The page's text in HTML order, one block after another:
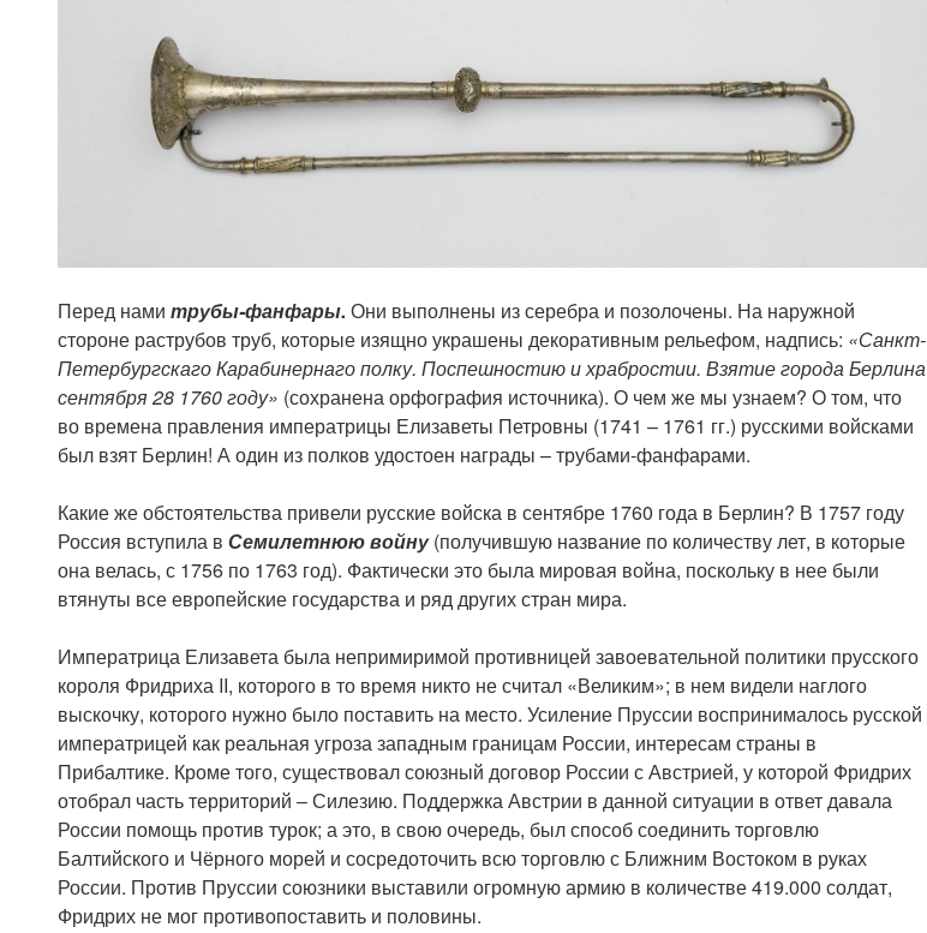
Перед нами трубы-фанфары. Они выполнены из серебра и позолочены. На наружной
стороне раструбов труб, которые изящно украшены декоративным рельефом, надпись: «Санкт-
Петербургскаго Карабинернаго полку. Поспешностию и храбростии. Взятие города Берлина
сентября 28 1760 году» (сохранена орфография источника). О чем же мы узнаем? О том, что
во времена правления императрицы Елизаветы Петровны (1741 – 1761 гг.) русскими войсками
был взят Берлин! А один из полков удостоен награды – трубами-фанфарами.
Какие же обстоятельства привели русские войска в сентябре 1760 года в Берлин? В 1757 году
Россия вступила в Семилетнюювойну(получившую название по количеству лет, в которые
она велась, с 1756 по 1763 год). Фактически это была мировая война, поскольку в нее были
втянуты все европейские государства и ряд других стран мира.
Императрица Елизавета была непримиримой противницей завоевательной политики прусского
короля Фридриха II, которого в то время никто не считал «Великим»; в нем видели наглого
выскочку, которого нужно было поставить на место. Усиление Пруссии воспринималось русской
императрицей как реальная угроза западным границам России, интересам страны в
Прибалтике. Кроме того, существовал союзный договор России с Австрией, у которой Фридрих
отобрал часть территорий – Силезию. Поддержка Австрии в данной ситуации в ответ давала
России помощь против турок; а это, в свою очередь, был способ соединить торговлю
Балтийского и Чёрного морей и сосредоточить всю торговлю с Ближним Востоком в руках
России. Против Пруссии союзники выставили огромную армию в количестве 419.000 солдат,
Фридрих не мог противопоставить и половины.